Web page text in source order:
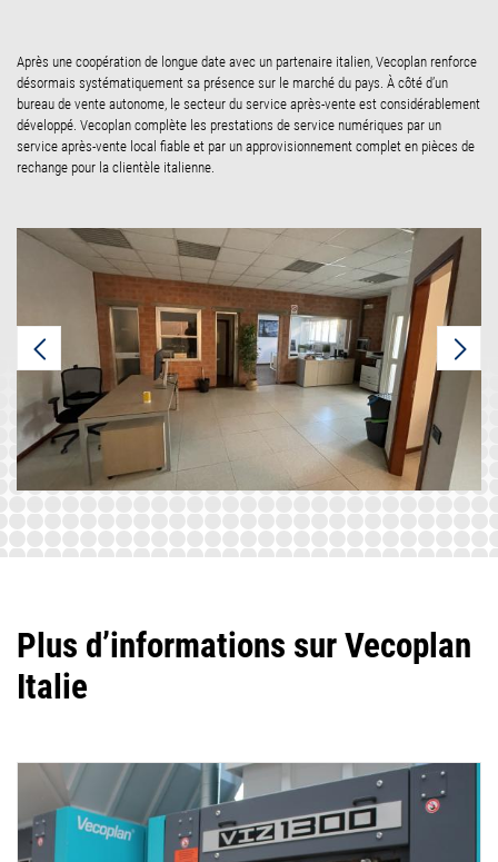
Après une coopération de longue date avec un partenaire italien, Vecoplan renforce
désormais systématiquement sa présence sur le marché du pays. À côté d’un
bureau de vente autonome, le secteur du service après-vente est considérablement
développé. Vecoplan complète les prestations de service numériques par un
service après-vente local fiable et par un approvisionnement complet en pièces de
rechange pour la clientèle italienne.
Plus d’informations sur Vecoplan
Italie